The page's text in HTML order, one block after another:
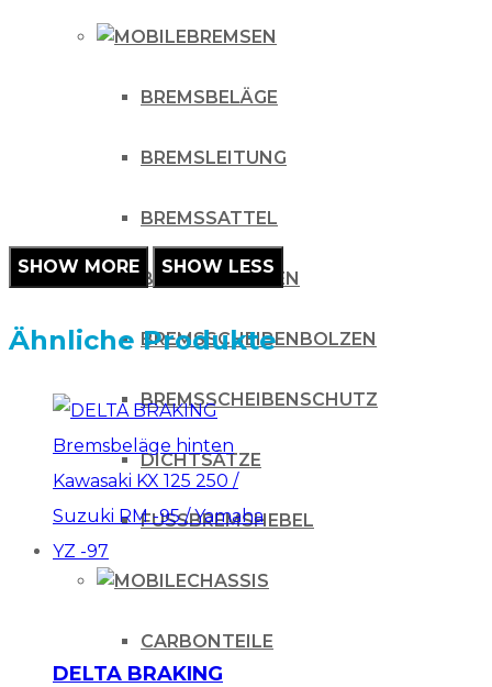
BREMSEN
BREMSBELÄGE
BREMSLEITUNG
BREMSSATTEL
BREMSSCHEIBEN
BREMSSCHEIBENBOLZEN
BREMSSCHEIBENSCHUTZ
DICHTSÄTZE
FUSSBREMSHEBEL
CHASSIS
CARBONTEILE
Ähnliche Produkte
DELTA BRAKING